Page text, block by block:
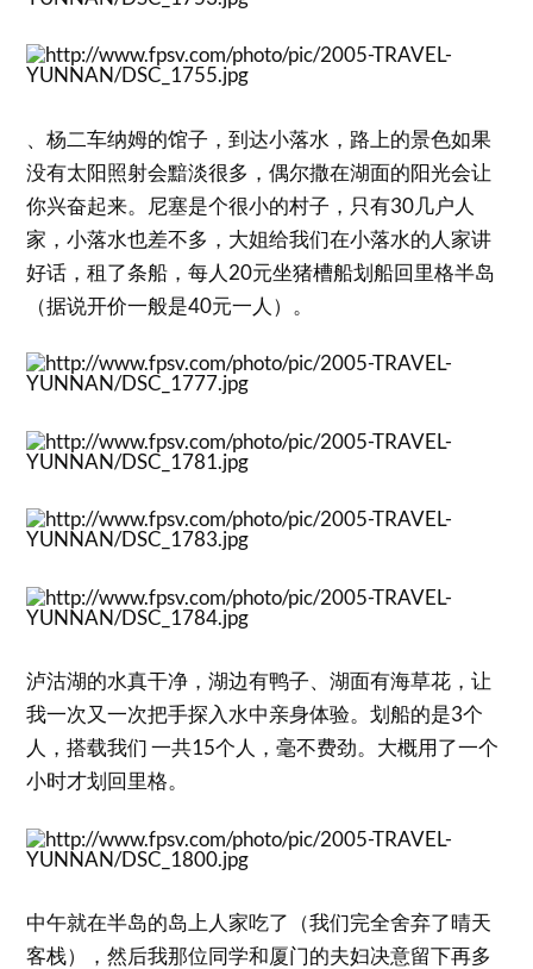
、杨二车纳姆的馆子，到达小落水，路上的景色如果
没有太阳照射会黯淡很多，偶尔撒在湖面的阳光会让
你兴奋起来。尼塞是个很小的村子，只有30几户人
家，小落水也差不多，大姐给我们在小落水的人家讲
好话，租了条船，每人20元坐猪槽船划船回里格半岛
（据说开价一般是40元一人）。
泸沽湖的水真干净，湖边有鸭子、湖面有海草花，让
我一次又一次把手探入水中亲身体验。划船的是3个
人，搭载我们 一共15个人，毫不费劲。大概用了一个
小时才划回里格。
中午就在半岛的岛上人家吃了（我们完全舍弃了晴天
客栈），然后我那位同学和厦门的夫妇决意留下再多